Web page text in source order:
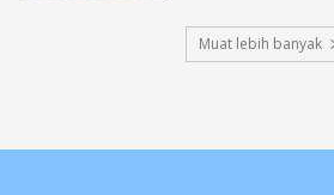
Muat lebih banyak